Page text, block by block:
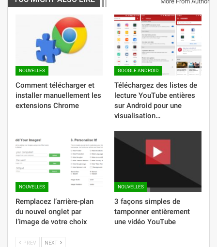
NOUVELLES
Comment télécharger et
installer manuellement les
extensions Chrome
GOOGLE ANDROID
Téléchargez des listes de
lecture YouTube entières
sur Android pour une
visualisation…
NOUVELLES
Remplacez l’arrière-plan
du nouvel onglet par
l’image de votre choix
NOUVELLES
3 façons simples de
tamponner entièrement
une vidéo YouTube
PREV NEXT